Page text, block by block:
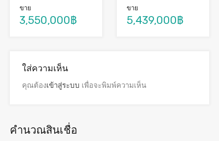
ขาย
3,550,000฿
ขาย
5,439,000฿
ใส่ความเห็น
คุณต้องเข้าสู่ระบบ เพื่อจะพิมพ์ความเห็น
คำนวณสินเชื่อ